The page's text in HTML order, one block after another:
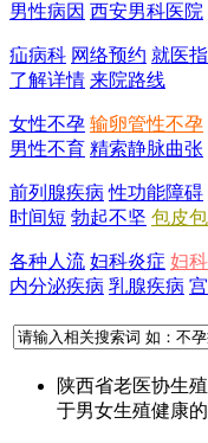
男性病因 西安男科医院
疝病科 网络预约 就医
了解详情 来院路线
女性不孕 输卵管性不孕
男性不育 精索静脉曲张
前列腺疾病 性功能障碍
时间短 勃起不坚 包皮
各种人流 妇科炎症 妇
内分泌疾病 乳腺疾病
陕西省老医协生
于男女生殖健康